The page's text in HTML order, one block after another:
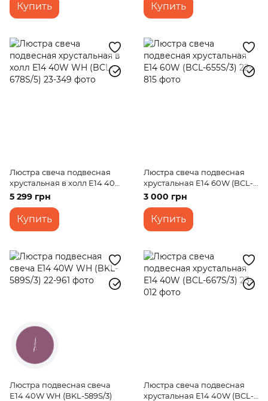
Купить Купить
Люстра свеча подвесная
хрустальная в холл E14 40W
WH (BCL-678S/5)
5 299 грн
Купить
Люстра свеча подвесная
хрустальная E14 60W (BCL-
655S/3)
3 000 грн
Купить
Люстра подвесная свеча
E14 40W WH (BKL-589S/3)
Люстра свеча подвесная
хрустальная E14 40W (BCL-